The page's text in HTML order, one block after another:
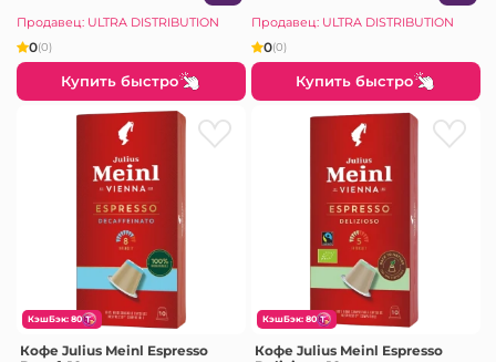
Продавец: ULTRA DISTRIBUTION
0(0)
Купить быстро
Продавец: ULTRA DISTRIBUTION
0(0)
Купить быстро
КэшБэк: 80
Кофе Julius Meinl Espresso
КэшБэк: 80
Кофе Julius Meinl Espresso